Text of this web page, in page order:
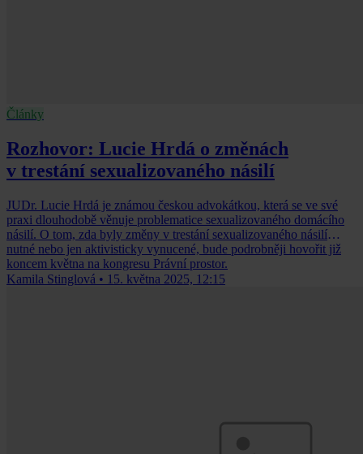
Články
Rozhovor: Lucie Hrdá o změnách
v trestání sexualizovaného násilí
JUDr. Lucie Hrdá je známou českou advokátkou, která se ve své
praxi dlouhodobě věnuje problematice sexualizovaného domácího
násilí. O tom, zda byly změny v trestání sexualizovaného násilí
nutné nebo jen aktivisticky vynucené, bude podrobněji hovořit již
koncem května na kongresu Právní prostor.
Kamila Stinglová • 15. května 2025, 12:15